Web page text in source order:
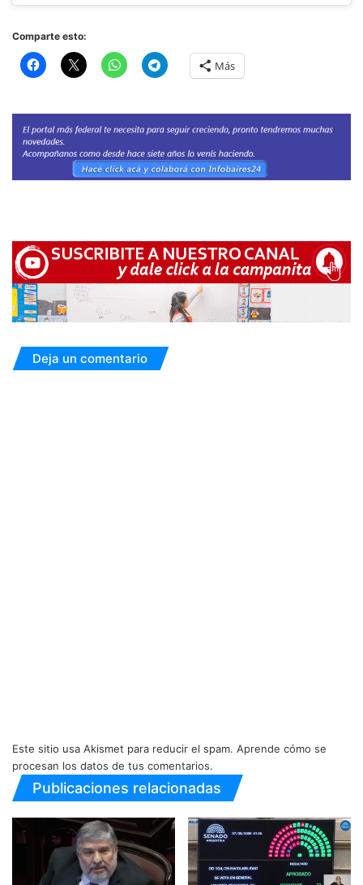
Comparte esto:
Más
Deja un comentario
Este sitio usa Akismet para reducir el spam. Aprende cómo se
procesan los datos de tus comentarios.
Publicaciones relacionadas